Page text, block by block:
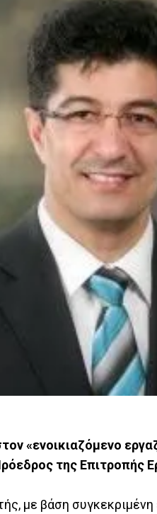
«ενοικιαζόμενο
της Επιτροπής
με βάση